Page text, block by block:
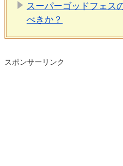
スーパーゴッドフェス
べきか？
スポンサーリンク